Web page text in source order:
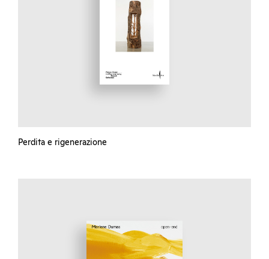
Perdita e rigenerazione